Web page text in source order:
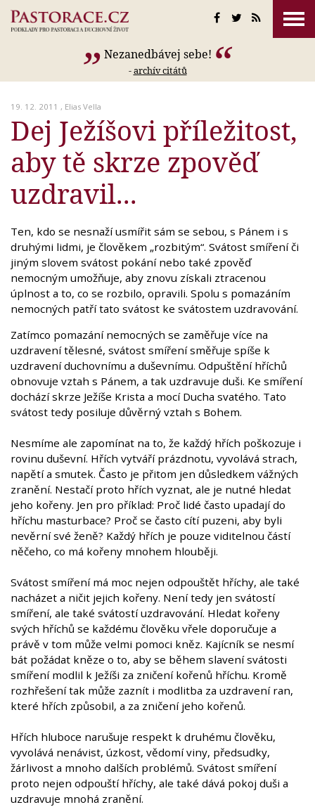
Nezanedbávej sebe!
-archív citátů
19. 12. 2011 , Elias Vella
Dej Ježíšovi příležitost,
aby tě skrze zpověď
uzdravil...
Ten, kdo se nesnaží usmířit sám se sebou, s Pánem i s
druhými lidmi, je člověkem „rozbitým“. Svátost smíření či
jiným slovem svátost pokání nebo také zpověď
nemocným umožňuje, aby znovu získali ztracenou
úplnost a to, co se rozbilo, opravili. Spolu s pomazáním
nemocných patří tato svátost ke svátostem uzdravování.
Zatímco pomazání nemocných se zaměřuje více na
uzdravení tělesné, svátost smíření směřuje spíše k
uzdravení duchovnímu a duševnímu. Odpuštění hříchů
obnovuje vztah s Pánem, a tak uzdravuje duši. Ke smíření
dochází skrze Ježíše Krista a mocí Ducha svatého. Tato
svátost tedy posiluje důvěrný vztah s Bohem.
Nesmíme ale zapomínat na to, že každý hřích poškozuje i
rovinu duševní. Hřích vytváří prázdnotu, vyvolává strach,
napětí a smutek. Často je přitom jen důsledkem vážných
zranění. Nestačí proto hřích vyznat, ale je nutné hledat
jeho kořeny. Jen pro příklad: Proč lidé často upadají do
hříchu masturbace? Proč se často cítí puzeni, aby byli
nevěrní své ženě? Každý hřích je pouze viditelnou částí
něčeho, co má kořeny mnohem hlouběji.
Svátost smíření má moc nejen odpouštět hříchy, ale také
nacházet a ničit jejich kořeny. Není tedy jen svátostí
smíření, ale také svátostí uzdravování. Hledat kořeny
svých hříchů se každému člověku vřele doporučuje a
právě v tom může velmi pomoci kněz. Kajícník se nesmí
bát požádat kněze o to, aby se během slavení svátosti
smíření modlil k Ježíši za zničení kořenů hříchu. Kromě
rozhřešení tak může zaznít i modlitba za uzdravení ran,
které hřích způsobil, a za zničení jeho kořenů.
Hřích hluboce narušuje respekt k druhému člověku,
vyvolává nenávist, úzkost, vědomí viny, předsudky,
žárlivost a mnoho dalších problémů. Svátost smíření
proto nejen odpouští hříchy, ale také dává pokoj duši a
uzdravuje mnohá zranění.